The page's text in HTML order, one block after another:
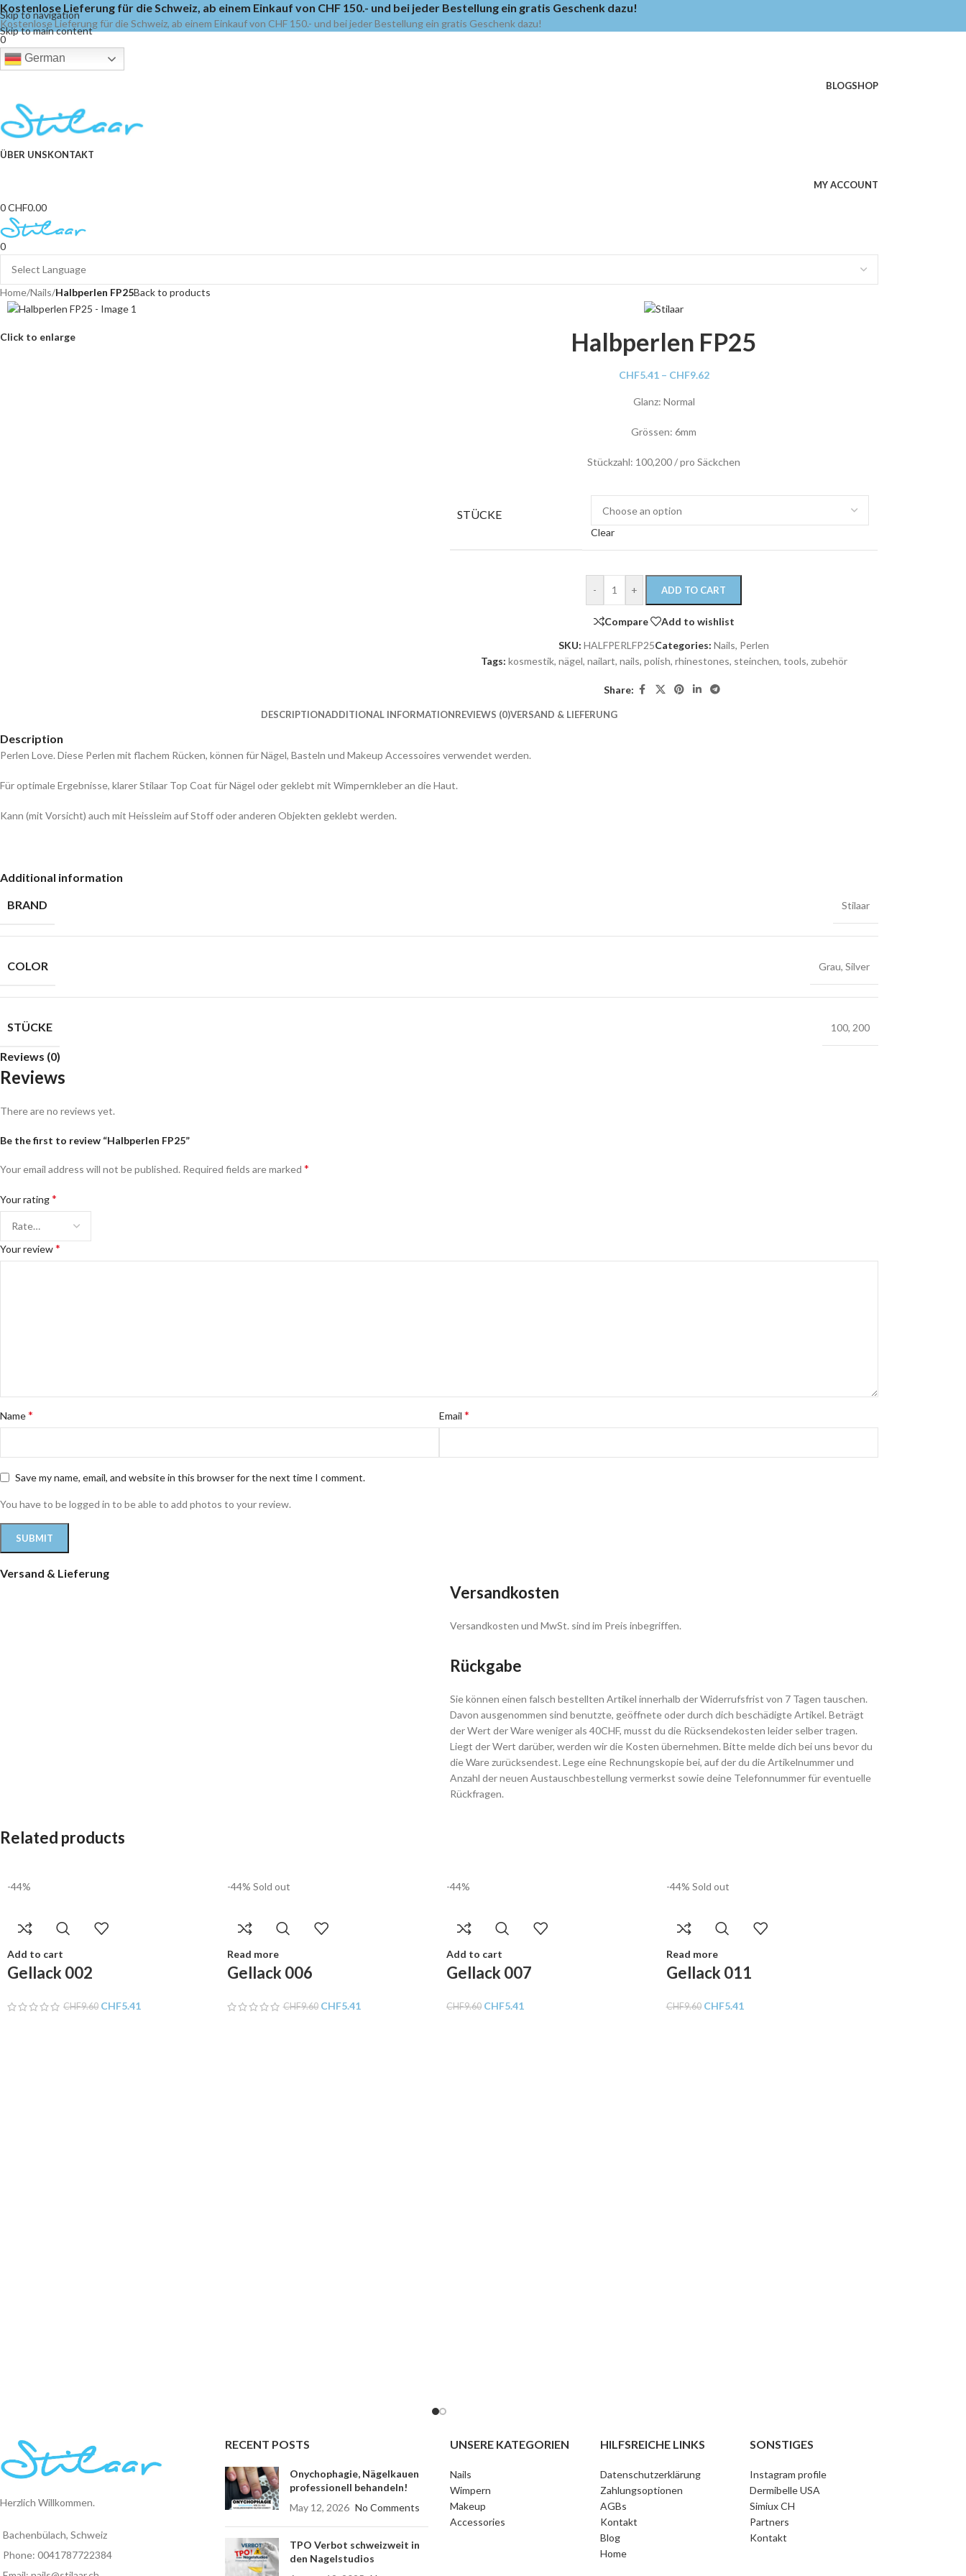
Skip to navigation
Skip to main content
Kostenlose Lieferung für die Schweiz, ab einem Einkauf von CHF 150.- und bei jeder Bestellung ein gratis Geschenk dazu!
Kostenlose Lieferung für die Schweiz, ab einem Einkauf von CHF 150.- und bei jeder Bestellung ein gratis Geschenk dazu!
0
German
BLOGSHOP
ÜBER UNSKONTAKT
MY ACCOUNT
0CHF0.00
0
Home/Nails/Halbperlen FP25Back to products
Click to enlarge Halbperlen FP25
CHF5.41 – CHF9.62
Glanz: Normal
Grössen: 6mm
Stückzahl: 100,200 / pro Säckchen
STÜCKE
Clear
- + ADD TO CART
Compare
Add to wishlist
SKU:HALFPERLFP25Categories: Nails, Perlen
Tags: kosmestik, nägel, nailart, nails, polish, rhinestones, steinchen, tools, zubehör
Share:
DESCRIPTIONADDITIONAL INFORMATIONREVIEWS (0)VERSAND & LIEFERUNG
Description
Perlen Love. Diese Perlen mit flachem Rücken, können für Nägel, Basteln und Makeup Accessoires verwendet werden.
Für optimale Ergebnisse, klarer Stilaar Top Coat für Nägel oder geklebt mit Wimpernkleber an die Haut.
Kann (mit Vorsicht) auch mit Heissleim auf Stoff oder anderen Objekten geklebt werden.
Additional information
BRAND
Stilaar
COLOR Grau, Silver
STÜCKE 100, 200
Reviews (0)
Reviews
There are no reviews yet.
Be the first to review “Halbperlen FP25”
Your email address will not be published. Required fields are marked *
Your rating*
Your review*
Name* Email *
Save my name, email, and website in this browser for the next time I comment.
You have to be logged in to be able to add photos to your review.
Versand & Lieferung
Versandkosten
Versandkosten und MwSt. sind im Preis inbegriffen.
Rückgabe
Sie können einen falsch bestellten Artikel innerhalb der Widerrufsfrist von 7 Tagen tauschen.
Davon ausgenommen sind benutzte, geöffnete oder durch dich beschädigte Artikel. Beträgt
der Wert der Ware weniger als 40CHF, musst du die Rücksendekosten leider selber tragen.
Liegt der Wert darüber, werden wir die Kosten übernehmen. Bitte melde dich bei uns bevor du
die Ware zurücksendest. Lege eine Rechnungskopie bei, auf der du die Artikelnummer und
Anzahl der neuen Austauschbestellung vermerkst sowie deine Telefonnummer für eventuelle
Rückfragen.
Related products
-44%
Add to cart
Gellack 002
CHF9.60 CHF5.41
-44% Sold out
Read more
Gellack 006
CHF9.60 CHF5.41
-44%
Add to cart
Gellack 007
CHF9.60 CHF5.41
-44% Sold out
Read more
Gellack 011
CHF9.60 CHF5.41
Herzlich Willkommen.
Bachenbülach, Schweiz
Phone: 0041787722384
RECENT POSTS
Onychophagie, Nägelkauen
professionell behandeln!
May 12, 2026 No Comments
TPO Verbot schweizweit in
den Nagelstudios
UNSERE KATEGORIEN
Nails
Wimpern
Makeup
Accessories
HILFSREICHE LINKS
Datenschutzerklärung
Zahlungsoptionen
AGBs
Kontakt
Blog
Home
SONSTIGES
Instagram profile
Dermibelle USA
Simiux CH
Partners
Kontakt